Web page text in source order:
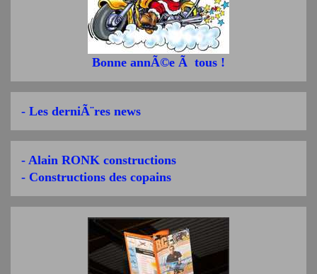
Bonne annÃ©e Ã tous !
- Les derniÃ¨res news
- Alain RONK constructions
- Constructions des copains